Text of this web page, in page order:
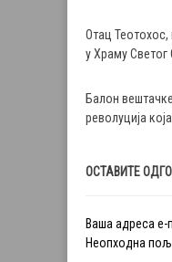
Отац
у Храму Светог
Балон
револуција
ОСТАВИТЕ
Ваша адреса е-
Неопходна